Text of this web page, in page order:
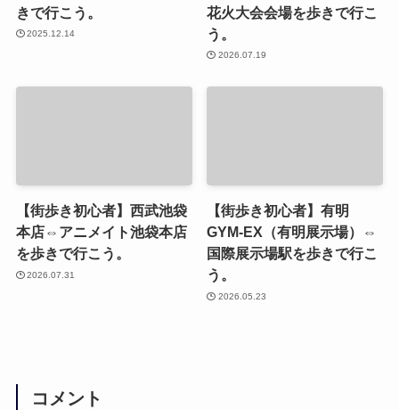
きで行こう。
2025.12.14
花火大会会場を歩きで行こ
う。
2026.07.19
【街歩き初心者】西武池袋
本店⇔アニメイト池袋本店
を歩きで行こう。
2026.07.31
【街歩き初心者】有明
GYM-EX（有明展示場）⇔
国際展示場駅を歩きで行こ
う。
2026.05.23
コメント